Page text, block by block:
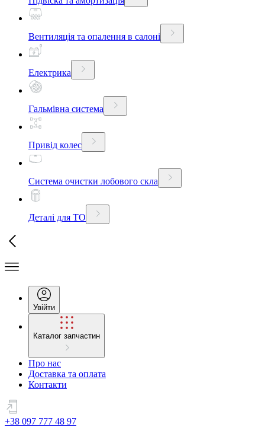
Вентиляція та опалення в салоні
Електрика
Гальмівна система
Привід колес
Система очистки лобового скла
Деталі для ТО
Увійти
Каталог запчастин
Про нас
Доставка та оплата
Контакти
+38 097 777 48 97